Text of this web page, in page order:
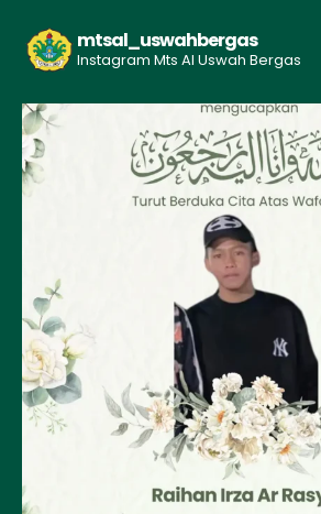
mtsal_uswahbergas
Instagram Mts Al Uswah Bergas